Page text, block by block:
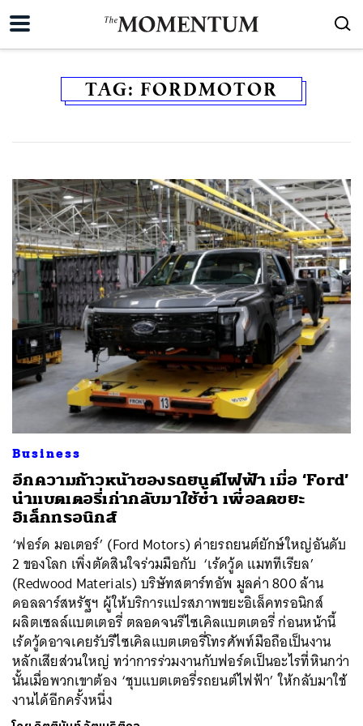
TAG: FORDMOTOR
Business
อีกความก้าวหน้าของรถยนต์ไฟฟ้า เมื่อ ‘Ford’
นำแบตเตอรี่เก่ากลับมาใช้ซ้ำ เพื่อลดขยะ
อิเล็กทรอนิกส์
‘ฟอร์ด มอเตอร์’ (Ford Motors) ค่ายรถยนต์ยักษ์ใหญ่อันดับ
2 ของโลก เพิ่งตัดสินใจร่วมมือกับ ‘เร้ดวู้ด แมททีเรียล’
(Redwood Materials) บริษัทสตาร์ทอัพ มูลค่า 800 ล้าน
ดอลลาร์สหรัฐฯ ผู้ให้บริการแปรสภาพขยะอิเล็คทรอนิกส์
ผลิตเซลล์แบตเตอรี่ ตลอดจนรีไซเคิลแบตเตอรี่ ก่อนหน้านี้
เร้ดวู้ดอาจเคยรับรีไซเคิลแบตเตอรี่โทรศัพท์มือถือเป็นงาน
หลักเสียส่วนใหญ่ ทว่าการร่วมงานกับฟอร์ดเป็นอะไรที่หินกว่า
นั้นเมื่อพวกเขาต้อง ‘ชุบแบตเตอรี่รถยนต์ไฟฟ้า’ ให้กลับมาใช้
งานได้อีกครั้งหนึ่ง
ค้นหา
SHARE TWEET LINE EMAIL